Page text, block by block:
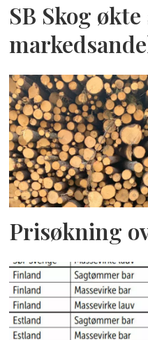
SB Skog
Prisøkning